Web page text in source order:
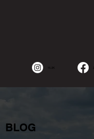
15.2K
BLOG